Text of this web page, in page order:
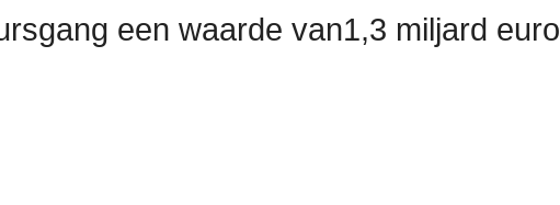
een waarde van1,3 miljard euro